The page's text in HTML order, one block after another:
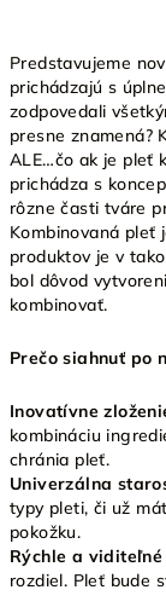
Predstavujeme
prichádzajú s
zodpovedali
presne znamená?
ALE…čo ak je pleť
prichádza s
rôzne časti tváre
Kombinovaná pleť
produktov je v
bol dôvod
kombinovať.
Prečo siahnuť po
Inovatívne
kombináciu
chránia pleť.
Univerzálna
typy pleti, či už
pokožku.
Rýchle a
rozdiel. Pleť bude